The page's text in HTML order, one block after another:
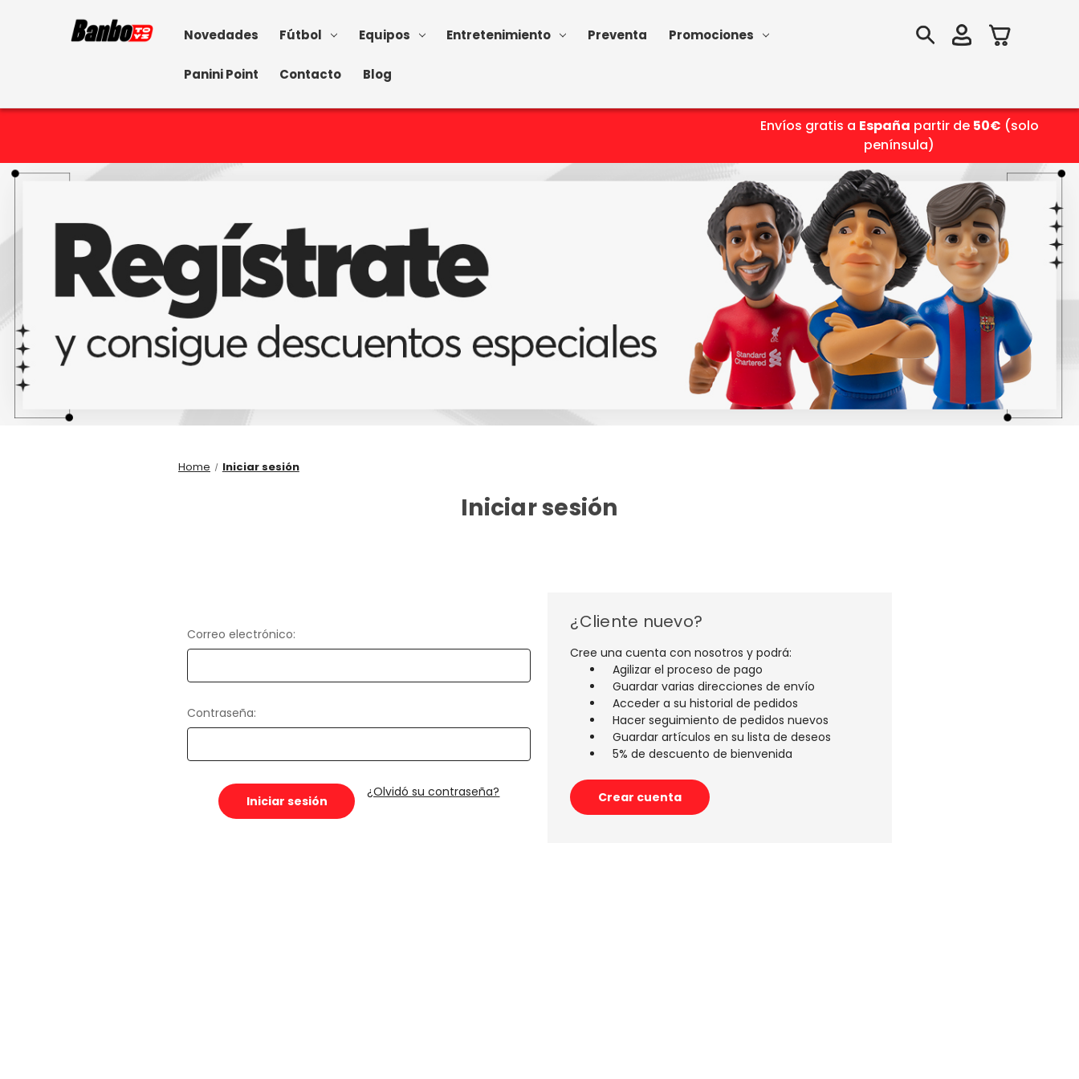
Novedades Fútbol Equipos Entretenimiento Preventa Promociones
Panini Point Contacto Blog
Envíos gratis a España partir de 50€ (solo
península)
Home Iniciar sesión
Iniciar sesión
Correo electrónico:
Contraseña:
¿Olvidó su contraseña?
¿Cliente nuevo?
Cree una cuenta con nosotros y podrá:
Agilizar el proceso de pago
Guardar varias direcciones de envío
Acceder a su historial de pedidos
Hacer seguimiento de pedidos nuevos
Guardar artículos en su lista de deseos
5% de descuento de bienvenida
Crear cuenta